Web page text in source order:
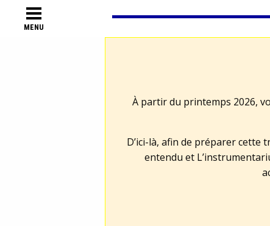
MENU
À partir du printemps 2026,
D’ici-là, afin de préparer cette
entendu et